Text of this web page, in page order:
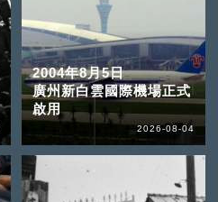
2004年8月5日
廣州新白雲國際機場正式
啟用
2026-08-04